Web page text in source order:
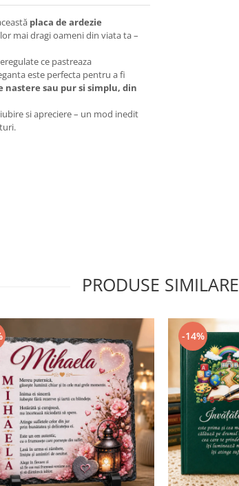
placa de ardezie
mai dragi oameni din viata ta –
ce pastreaza
este perfecta pentru a fi
nastere sau pur si simplu, din
si apreciere – un mod inedit
PRODUSE SIMILARE
-14%